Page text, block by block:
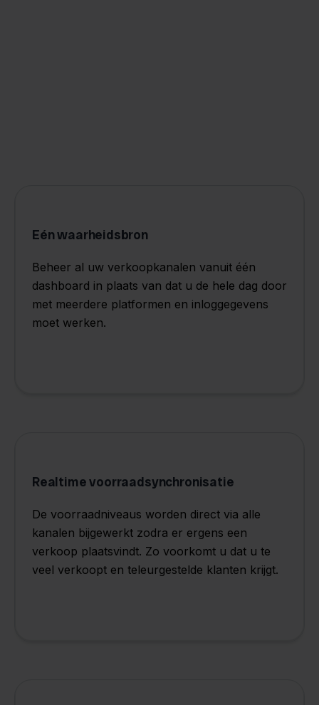
Eén waarheidsbron
Beheer al uw verkoopkanalen vanuit één
dashboard in plaats van dat u de hele dag door
met meerdere platformen en inloggegevens
moet werken.
Realtime voorraadsynchronisatie
De voorraadniveaus worden direct via alle
kanalen bijgewerkt zodra er ergens een
verkoop plaatsvindt. Zo voorkomt u dat u te
veel verkoopt en teleurgestelde klanten krijgt.